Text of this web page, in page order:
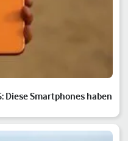
Diese Smartphones haben